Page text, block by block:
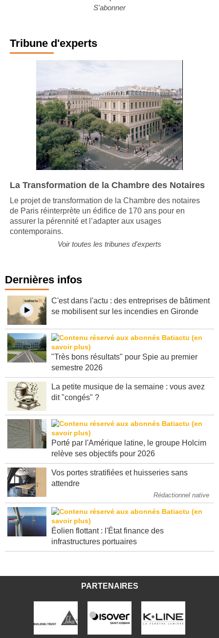
S'abonner
Tribune d'experts
La Transformation de la Chambre des Notaires
Le projet de transformation de la Chambre des notaires
de Paris réinterprète un édifice de 170 ans pour en
assurer la pérennité et l’adapter aux usages
contemporains.
Voir toutes les tribunes d'experts
Dernières infos
C'est dans l'actu : des entreprises de bâtiment
se mobilisent sur les incendies en Gironde
"Très bons résultats" pour Spie au premier
semestre 2026
La petite musique de la semaine : vous avez
dit "congés" ?
Porté par l'Amérique latine, le groupe Holcim
relève ses objectifs pour 2026
Vos portes stratifiées et huisseries sans
attendre
Rédactionnel native
Éolien flottant : l'État finance des
infrastructures portuaires
PARTENAIRES